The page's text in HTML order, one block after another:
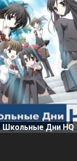
Школьные Дни HQ